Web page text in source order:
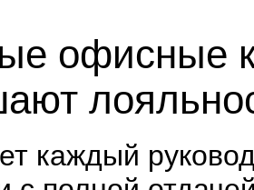
офисные
каждый